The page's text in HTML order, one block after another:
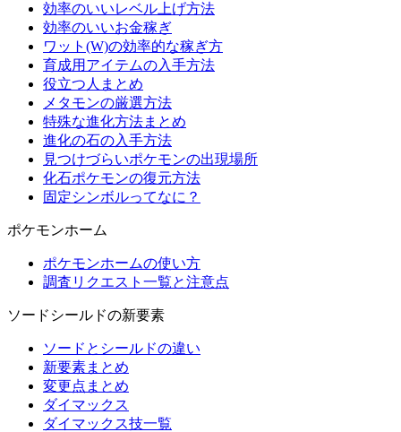
効率のいいレベル上げ方法
効率のいいお金稼ぎ
ワット(W)の効率的な稼ぎ方
育成用アイテムの入手方法
役立つ人まとめ
メタモンの厳選方法
特殊な進化方法まとめ
進化の石の入手方法
見つけづらいポケモンの出現場所
化石ポケモンの復元方法
固定シンボルってなに？
ポケモンホーム
ポケモンホームの使い方
調査リクエスト一覧と注意点
ソードシールドの新要素
ソードとシールドの違い
新要素まとめ
変更点まとめ
ダイマックス
ダイマックス技一覧